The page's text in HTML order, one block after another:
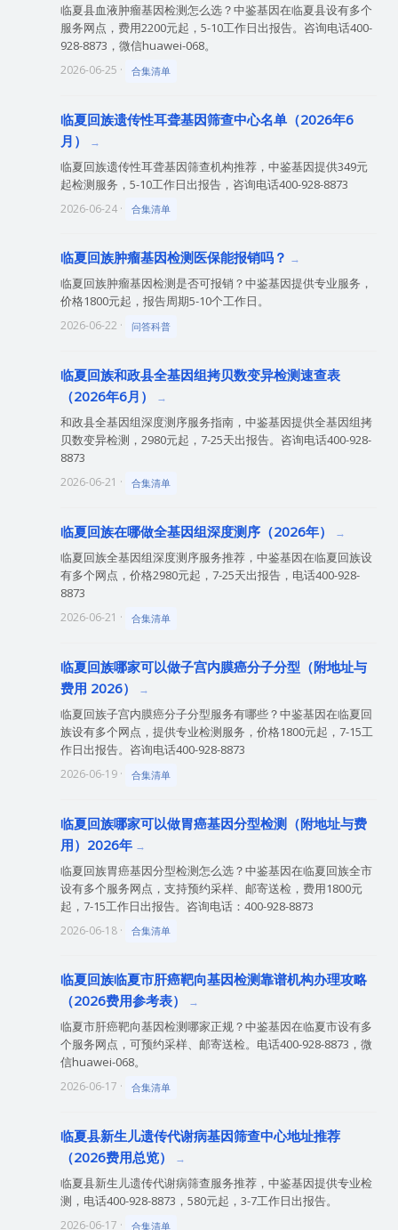
临夏县血液肿瘤基因检测怎么选？中鉴基因在临夏县设有多个
服务网点，费用2200元起，5-10工作日出报告。咨询电话400-
928-8873，微信huawei-068。
2026-06-25 · 合集清单
临夏回族遗传性耳聋基因筛查中心名单（2026年6
月）
临夏回族遗传性耳聋基因筛查机构推荐，中鉴基因提供349元
起检测服务，5-10工作日出报告，咨询电话400-928-8873
2026-06-24 · 合集清单
临夏回族肿瘤基因检测医保能报销吗？
临夏回族肿瘤基因检测是否可报销？中鉴基因提供专业服务，
价格1800元起，报告周期5-10个工作日。
2026-06-22 · 问答科普
临夏回族和政县全基因组拷贝数变异检测速查表
（2026年6月）
和政县全基因组深度测序服务指南，中鉴基因提供全基因组拷
贝数变异检测，2980元起，7-25天出报告。咨询电话400-928-
8873
2026-06-21 · 合集清单
临夏回族在哪做全基因组深度测序（2026年）
临夏回族全基因组深度测序服务推荐，中鉴基因在临夏回族设
有多个网点，价格2980元起，7-25天出报告，电话400-928-
8873
2026-06-21 · 合集清单
临夏回族哪家可以做子宫内膜癌分子分型（附地址与
费用 2026）
临夏回族子宫内膜癌分子分型服务有哪些？中鉴基因在临夏回
族设有多个网点，提供专业检测服务，价格1800元起，7-15工
作日出报告。咨询电话400-928-8873
2026-06-19 · 合集清单
临夏回族哪家可以做胃癌基因分型检测（附地址与费
用）2026年
临夏回族胃癌基因分型检测怎么选？中鉴基因在临夏回族全市
设有多个服务网点，支持预约采样、邮寄送检，费用1800元
起，7-15工作日出报告。咨询电话：400-928-8873
2026-06-18 · 合集清单
临夏回族临夏市肝癌靶向基因检测靠谱机构办理攻略
（2026费用参考表）
临夏市肝癌靶向基因检测哪家正规？中鉴基因在临夏市设有多
个服务网点，可预约采样、邮寄送检。电话400-928-8873，微
信huawei-068。
2026-06-17 · 合集清单
临夏县新生儿遗传代谢病基因筛查中心地址推荐
（2026费用总览）
临夏县新生儿遗传代谢病筛查服务推荐，中鉴基因提供专业检
测，电话400-928-8873，580元起，3-7工作日出报告。
2026-06-17 · 合集清单